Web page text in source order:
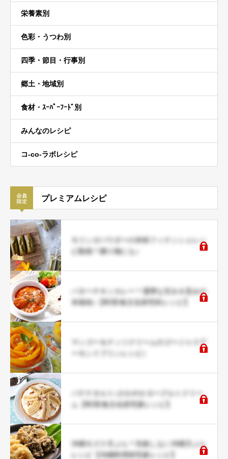
栄養素別
色彩・うつわ別
四季・節目・行事別
郷土・地域別
食材・ｽｰﾊﾟｰﾌｰﾄﾞ別
みんなのレシピ
コ-co-ラボレシピ
プレミアムレシピ
モリンガパウダーの米粉フィナンシェレシ
ピ動画＊贈り物にも♪
バターチキンカレー＊濃厚な甘み＆旨みの
本格味♪【料理/食文化研究科レシピ】
マンゴー＆ナッツクリームのゴージャスア
バナナタルト♪さわやかヨーグルトクリー
ム【料理/食文化研究家レシピ】
沖縄モズク天ぷら＊失敗しない沖縄天ぷら
レシピ【沖縄料理研究家レシピ】